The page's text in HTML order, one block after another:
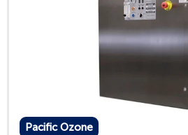
Pacific Ozone